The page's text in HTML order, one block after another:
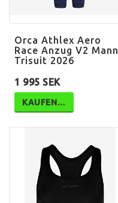
Orca Athlex Aero
Race Anzug V2 Mann
Trisuit 2026
1 995 SEK
KAUFEN…